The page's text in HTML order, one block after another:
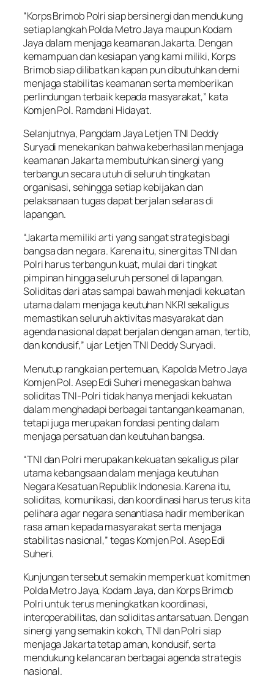
“Korps Brimob Polri siap bersinergi dan mendukung
setiap langkah Polda Metro Jaya maupun Kodam
Jaya dalam menjaga keamanan Jakarta. Dengan
kemampuan dan kesiapan yang kami miliki, Korps
Brimob siap dilibatkan kapan pun dibutuhkan demi
menjaga stabilitas keamanan serta memberikan
perlindungan terbaik kepada masyarakat,” kata
Komjen Pol. Ramdani Hidayat.
Selanjutnya, Pangdam Jaya Letjen TNI Deddy
Suryadi menekankan bahwa keberhasilan menjaga
keamanan Jakarta membutuhkan sinergi yang
terbangun secara utuh di seluruh tingkatan
organisasi, sehingga setiap kebijakan dan
pelaksanaan tugas dapat berjalan selaras di
lapangan.
“Jakarta memiliki arti yang sangat strategis bagi
bangsa dan negara. Karena itu, sinergitas TNI dan
Polri harus terbangun kuat, mulai dari tingkat
pimpinan hingga seluruh personel di lapangan.
Soliditas dari atas sampai bawah menjadi kekuatan
utama dalam menjaga keutuhan NKRI sekaligus
memastikan seluruh aktivitas masyarakat dan
agenda nasional dapat berjalan dengan aman, tertib,
dan kondusif,” ujar Letjen TNI Deddy Suryadi.
Menutup rangkaian pertemuan, Kapolda Metro Jaya
Komjen Pol. Asep Edi Suheri menegaskan bahwa
soliditas TNI-Polri tidak hanya menjadi kekuatan
dalam menghadapi berbagai tantangan keamanan,
tetapi juga merupakan fondasi penting dalam
menjaga persatuan dan keutuhan bangsa.
“TNI dan Polri merupakan kekuatan sekaligus pilar
utama kebangsaan dalam menjaga keutuhan
Negara Kesatuan Republik Indonesia. Karena itu,
soliditas, komunikasi, dan koordinasi harus terus kita
pelihara agar negara senantiasa hadir memberikan
rasa aman kepada masyarakat serta menjaga
stabilitas nasional,” tegas Komjen Pol. Asep Edi
Suheri.
Kunjungan tersebut semakin memperkuat komitmen
Polda Metro Jaya, Kodam Jaya, dan Korps Brimob
Polri untuk terus meningkatkan koordinasi,
interoperabilitas, dan soliditas antarsatuan. Dengan
sinergi yang semakin kokoh, TNI dan Polri siap
menjaga Jakarta tetap aman, kondusif, serta
mendukung kelancaran berbagai agenda strategis
nasional.